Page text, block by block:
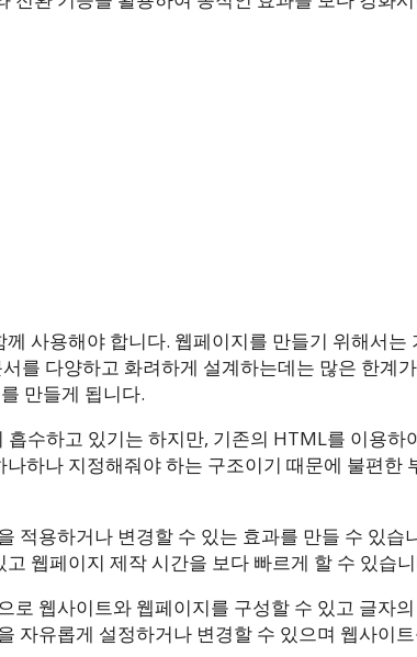
께 사용해야 합니다. 웹페이지를 만들기 위해서는
를 다양하고 화려하게 설계하는데는 많은 한계
만들게 됩니다.
흡수하고 있기는 하지만, 기존의 HTML를 이용하
하나 지정해줘야 하는 구조이기 때문에 불편한
적용하거나 변경할 수 있는 효과를 만들 수 있습
웹페이지 제작 시간을 보다 빠르게 할 수 있습
로 웹사이트와 웹페이지를 구성할 수 있고 글자
자유롭게 설정하거나 변경할 수 있으며 웹사이